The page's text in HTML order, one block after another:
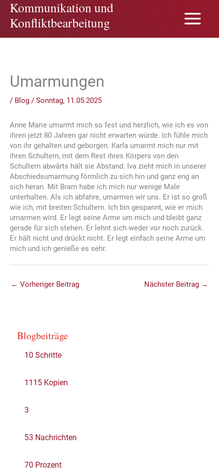
Zum
Inhalt
springen
Kommunikation und
Konfliktbearbeitung
Umarmungen
/ Blog / Sonntag, 11.05.2025
Anne Marie umarmt mich so fest und herzlich, wie ich es von
ihren jetzt 80 Jahren gar nicht erwarten würde. Ich fühle mich
von ihr gehalten und geborgen. Karla umarmt mich nur mit
ihren Schultern, mit dem Rest ihres Körpers von den
Schultern abwärts hält sie Abstand. Iva zieht mich in unserer
Abschiedsumarmung förmlich zu sich hin und ganz eng an
sich heran. Mit Bram habe ich mich nur wenige Male
unterhalten. Als ich abfahre, umarmen wir uns. Er ist so groß
wie ich, mit breiten Schultern. Ich bin gespannt, wie er mich
umarmen wird. Er legt seine Arme um mich und bleibt ganz
gerade für sich stehen. Er lehnt sich weder vor noch zurück.
Er hält nicht und drückt nicht. Er legt einfach seine Arme um
mich und ich genieße es sehr.
← Vorheriger Beitrag Nächster Beitrag →
Blogbeiträge
10 Schritte
1115 Kopien
3
53 Nachrichten
70 Prozent